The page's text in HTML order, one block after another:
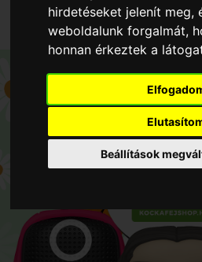
hirdetéseket jelenít meg,
weboldalunk forgalmát,
honnan érkeztek a
Beállítások